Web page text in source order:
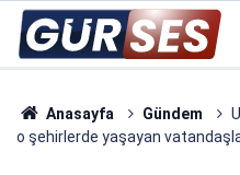
Anasayfa Gündem
o şehirlerde yaşayan